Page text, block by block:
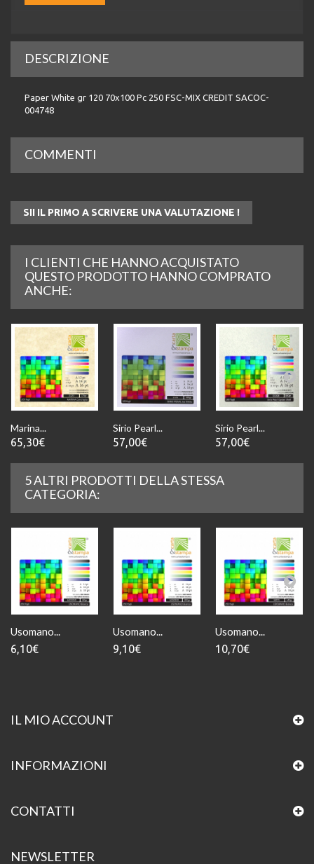
DESCRIZIONE
Paper White gr 120 70x100 Pc 250 FSC-MIX CREDIT SACOC-
004748
COMMENTI
SII IL PRIMO A SCRIVERE UNA VALUTAZIONE !
I CLIENTI CHE HANNO ACQUISTATO
QUESTO PRODOTTO HANNO COMPRATO
ANCHE:
Marina...
65,30€
Sirio Pearl...
57,00€
Sirio Pearl...
57,00€
5 ALTRI PRODOTTI DELLA STESSA
CATEGORIA:
Usomano...
6,10€
Usomano...
9,10€
Usomano...
10,70€
IL MIO ACCOUNT
INFORMAZIONI
CONTATTI
NEWSLETTER